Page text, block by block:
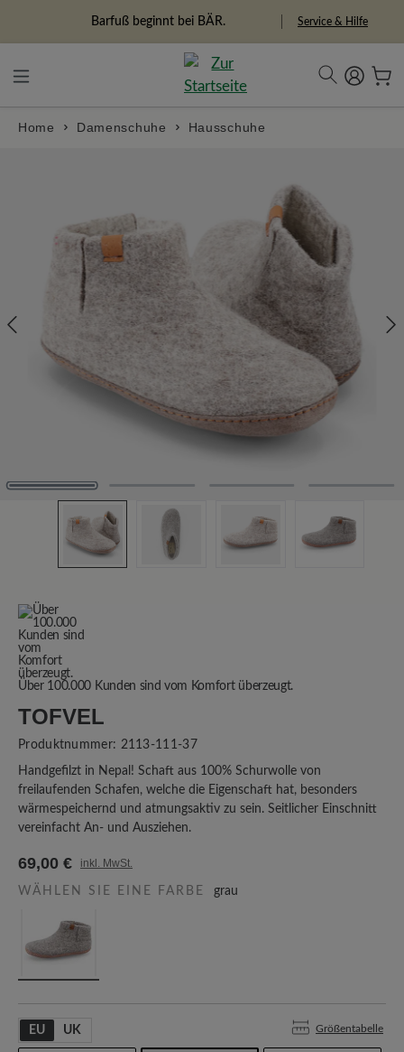
Barfuß beginnt bei BÄR. Service & Hilfe
Home Damenschuhe Hausschuhe
Über 100.000 Kunden sind vom Komfort überzeugt.
TOFVEL
Produktnummer: 2113-111-37
Handgefilzt in Nepal! Schaft aus 100% Schurwolle von
freilaufenden Schafen, welche die Eigenschaft hat, besonders
wärmespeichernd und atmungsaktiv zu sein. Seitlicher Einschnitt
vereinfacht An- und Ausziehen.
69,00 € inkl. MwSt.
WÄHLEN SIE EINE FARBE grau
EU UK Größentabelle